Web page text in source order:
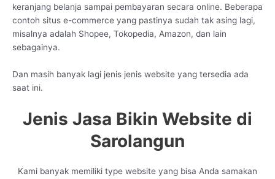
keranjang belanja sampai pembayaran secara online. Beberapa
contoh situs e-commerce yang pastinya sudah tak asing lagi,
misalnya adalah Shopee, Tokopedia, Amazon, dan lain
sebagainya.
Dan masih banyak lagi jenis jenis website yang tersedia ada
saat ini.
Jenis Jasa Bikin Website di
Sarolangun
Kami banyak memiliki type website yang bisa Anda samakan